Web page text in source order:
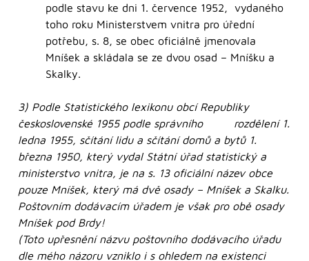
podle stavu ke dni 1. července 1952, vydaného
toho roku Ministerstvem vnitra pro úřední
potřebu, s. 8, se obec oficiálně jmenovala
Mníšek a skládala se ze dvou osad – Mníšku a
Skalky.
3) Podle Statistického lexikonu obcí Republiky
československé 1955 podle správního rozdělení 1.
ledna 1955, sčítání lidu a sčítání domů a bytů 1.
března 1950, který vydal Státní úřad statistický a
ministerstvo vnitra, je na s. 13 oficiální název obce
pouze Mníšek, který má dvě osady – Mníšek a Skalku.
Poštovním dodávacím úřadem je však pro obě osady
Mníšek pod Brdy!
(Toto upřesnění názvu poštovního dodávacího úřadu
dle mého názoru vzniklo i s ohledem na existenci